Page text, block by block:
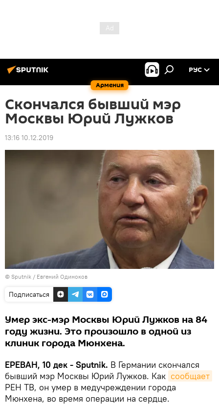
Армения
РУС
Скончался бывший мэр
Москвы Юрий Лужков
13:16 10.12.2019
© Sputnik / Евгений Одиноков
Подписаться
Умер экс-мэр Москвы Юрий Лужков на 84
году жизни. Это произошло в одной из
клиник города Мюнхена.
ЕРЕВАН, 10 дек - Sputnik. В Германии скончался
бывший мэр Москвы Юрий Лужков. Как сообщает
РЕН ТВ, он умер в медучреждении города
Мюнхена, во время операции на сердце.